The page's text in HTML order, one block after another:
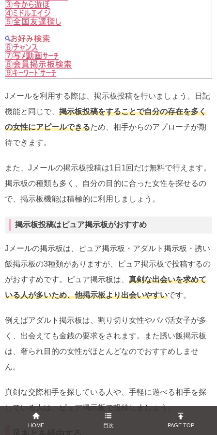
Jメールを利用する際は、掲示板投稿を行いましょう。日記
機能と同じで、 掲示板投稿をすることで自分の存在を多く
の女性にアピールできるため、相手からのアプローチが期
待できます。
また、Jメールの掲示板投稿は1日1回だけ無料で行えます。
掲示板の種類も多く、自分の目的に合った女性を探せるの
で、掲示板機能は積極的に利用しましょう。
掲示板投稿はピュア掲示板がおすすめ
Jメールの掲示板は、ピュア掲示板・アダルト掲示板・誘い
飯掲示板の3種類がありますが、ピュア掲示板で投稿するの
がおすすめです。ピュア掲示板は、 真剣な出会いを求めて
いる人が多いため、他掲示板より出会いやすいです。
例えばアダルト掲示板は、割り切り女性やパパ活女子が多
く、出会えても金銭の要求をされます。また誘い飯掲示板
は、奢られ目的の女性がほとんどなのでおすすめしませ
ん。
真剣な交際相手を探している人や、手軽に遊べる相手を探
している人は、ピュア掲示板で投稿しましょう。
HOME 目次 PAGE TOP